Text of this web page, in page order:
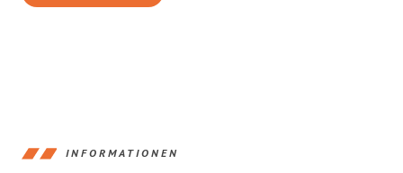
INFORMATIONEN